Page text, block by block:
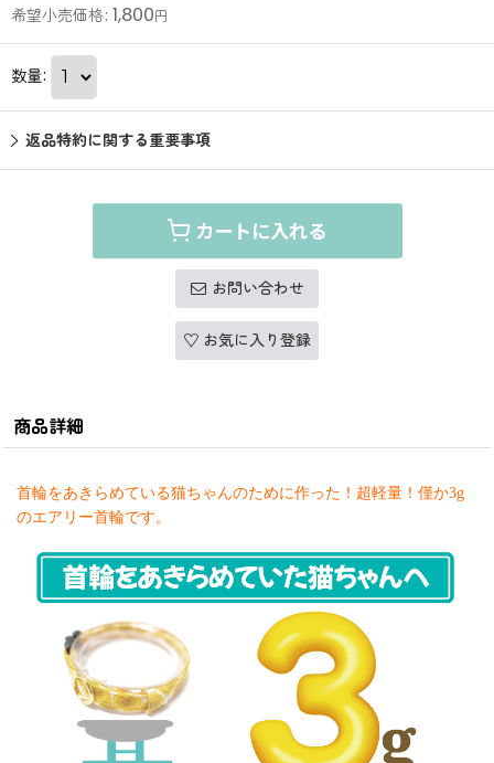
希望小売価格: 1,800円
数量:
返品特約に関する重要事項
カートに入れる
お問い合わせ
お気に入り登録
商品詳細
首輪をあきらめている猫ちゃんのために作った！超軽量！ 僅か3g
のエアリー首輪です。